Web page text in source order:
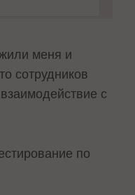
меня и
сотрудников
с
по